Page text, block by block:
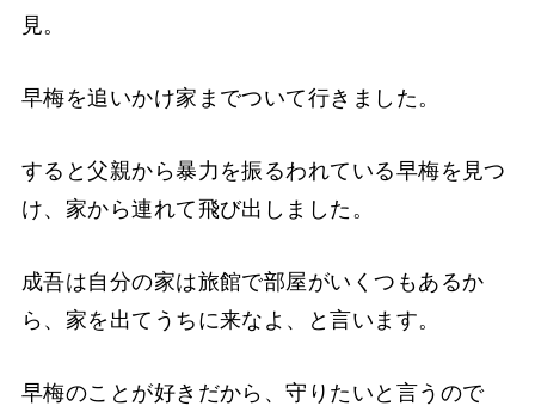
見。
早梅を追いかけ家までついて行きました。
すると父親から暴力を振るわれている早梅を見つ
け、家から連れて飛び出しました。
成吾は自分の家は旅館で部屋がいくつもあるか
ら、家を出てうちに来なよ、と言います。
早梅のことが好きだから、守りたいと言うので